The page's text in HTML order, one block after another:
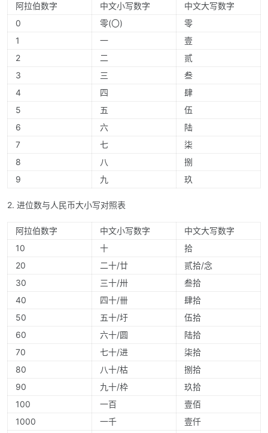
阿拉伯数字 中文小写数字
中文大写数字
0
零(〇)
零
1
一
壹
2
二
贰
3
三
叁
4
四
肆
5
五
伍
6
六
陆
7
七
柒
8
八
捌
9
九 玖
2. 进位数与人民币大小写对照表
阿拉伯数字 中文小写数字
中文大写数字
10
十
拾
20
二十/廿
贰拾/念
30
三十/卅
叁拾
40
四十/卌
肆拾
50
五十/圩
伍拾
60
六十/圆
陆拾
70
七十/进
柒拾
80
八十/枯
捌拾
90
九十/枠
玖拾
100
一百
壹佰
1000
一千
壹仟